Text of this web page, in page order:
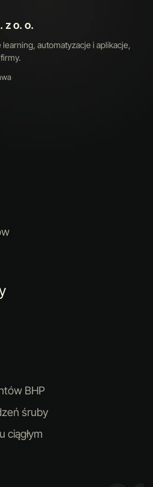
z o. o.
automatyzacje i aplikacje,
BHP
śruby
ciągłym